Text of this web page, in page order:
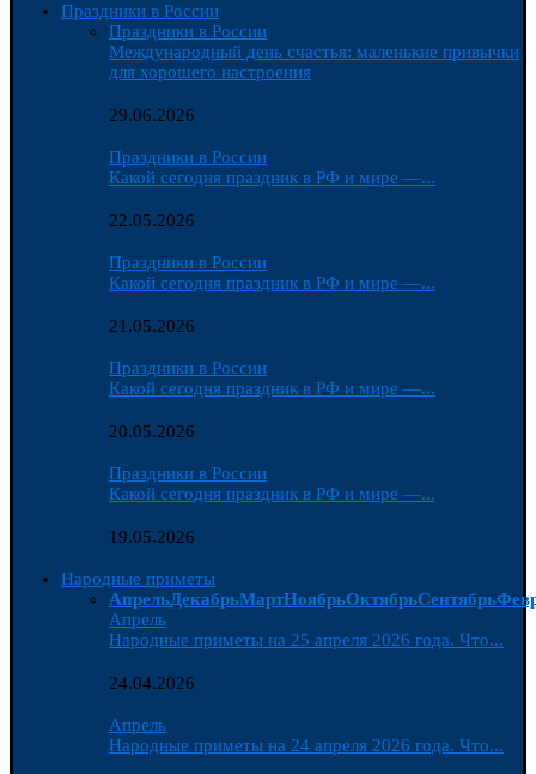
Праздники в России
Праздники в России
Международный день счастья: маленькие привычки
для хорошего настроения
29.06.2026
Праздники в России
Какой сегодня праздник в РФ и мире —...
22.05.2026
Праздники в России
Какой сегодня праздник в РФ и мире —...
21.05.2026
Праздники в России
Какой сегодня праздник в РФ и мире —...
20.05.2026
Праздники в России
Какой сегодня праздник в РФ и мире —...
19.05.2026
Народные приметы
АпрельДекабрьМартНоябрьОктябрьСентябрь
Апрель
Народные приметы на 25 апреля 2026 года. Что...
24.04.2026
Апрель
Народные приметы на 24 апреля 2026 года. Что...